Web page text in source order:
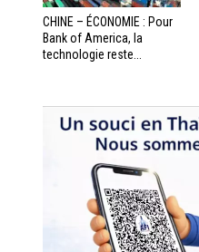
CHINE – ÉCONOMIE : Pour
Bank of America, la
technologie reste...